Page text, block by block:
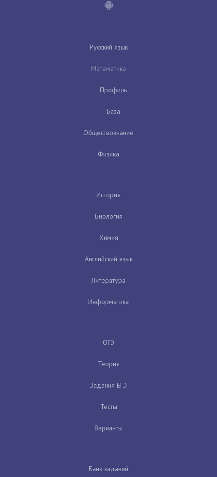
Русский язык
Математика
Профиль
База
Обществознание
Физика
История
Биология
Химия
Английский язык
Литература
Информатика
ОГЭ
Теория
Задания ЕГЭ
Тесты
Варианты
Банк заданий